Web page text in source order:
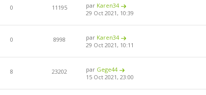
0 11195 par Karen34
29 Oct 2021, 10:39
0 8998 par Karen34
29 Oct 2021, 10:11
8 23202 par Gege44
15 Oct 2021, 23:00